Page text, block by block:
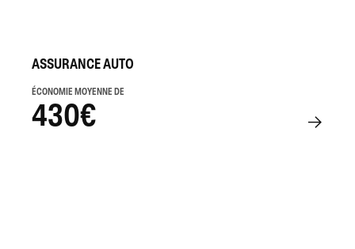
ASSURANCE AUTO
ÉCONOMIE MOYENNE DE
430€